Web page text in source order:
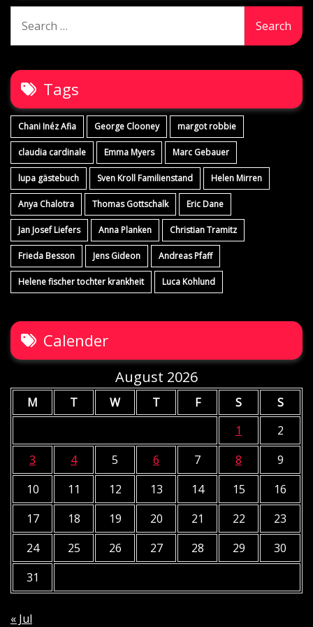
for:
Tags
Chani Inéz Afia George Clooney margot robbie
claudia cardinale Emma Myers Marc Gebauer
lupa gästebuch Sven Kroll Familienstand Helen Mirren
Anya Chalotra Thomas Gottschalk Eric Dane
Jan Josef Liefers Anna Planken Christian Tramitz
Frieda Besson Jens Gideon Andreas Pfaff
Helene fischer tochter krankheit Luca Kohlund
Calender
August 2026
M T W T F S
S
1
2
3
4 5 6 7 8
9
10
11 12 13 14 15
16
17
18 19 20 21 22
23
24
25 26 27 28 29
30
31
« Jul